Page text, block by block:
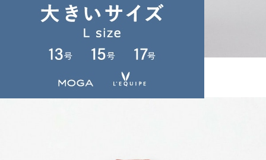
(すかーと)